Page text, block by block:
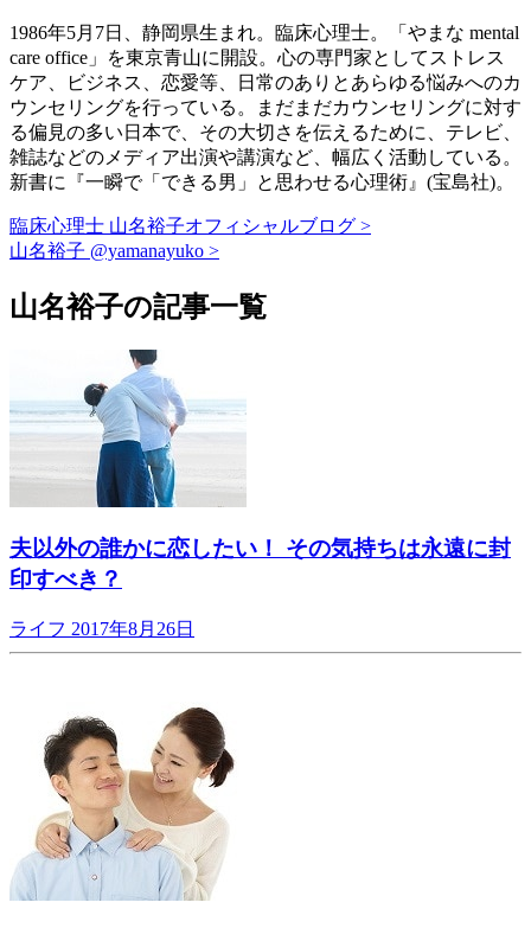
1986年5月7日、静岡県生まれ。臨床心理士。「やまな mental
care office」を東京青山に開設。心の専門家としてストレス
ケア、ビジネス、恋愛等、日常のありとあらゆる悩みへのカ
ウンセリングを行っている。まだまだカウンセリングに対す
る偏見の多い日本で、その大切さを伝えるために、テレビ、
雑誌などのメディア出演や講演など、幅広く活動している。
新書に『一瞬で「できる男」と思わせる心理術』(宝島社)。
臨床心理士 山名裕子オフィシャルブログ >
山名裕子 @yamanayuko >
山名裕子の記事一覧
夫以外の誰かに恋したい！ その気持ちは永遠に封
印すべき？
ライフ 2017年8月26日